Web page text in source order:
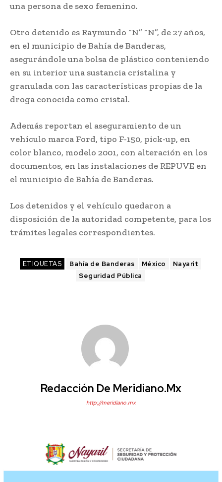
una persona de sexo femenino.
Otro detenido es Raymundo “N” “N”, de 27 años,
en el municipio de Bahía de Banderas,
asegurándole una bolsa de plástico conteniendo
en su interior una sustancia cristalina y
granulada con las características propias de la
droga conocida como cristal.
Además reportan el aseguramiento de un
vehículo marca Ford, tipo F-150, pick-up, en
color blanco, modelo 2001, con alteración en los
documentos, en las instalaciones de REPUVE en
el municipio de Bahía de Banderas.
Los detenidos y el vehículo quedaron a
disposición de la autoridad competente, para los
trámites legales correspondientes.
ETIQUETAS Bahía de Banderas México
Nayarit
Seguridad Pública
Redacción De Meridiano.mx
http://meridiano.mx